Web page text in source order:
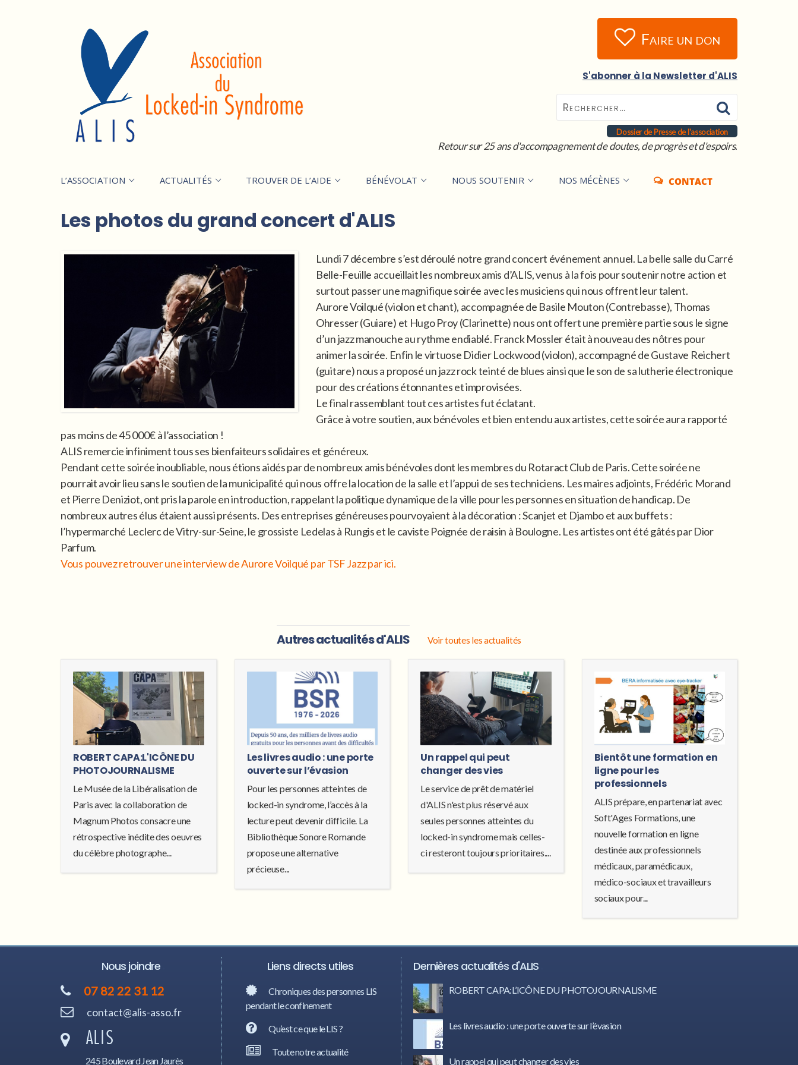
Faire un don
S'abonner à la Newsletter d'ALIS
Dossier de Presse de l'association
Retour sur 25 ans d'accompagnement de doutes, de progrès et d'espoirs.
L’ASSOCIATION ACTUALITÉS TROUVER DE L’AIDE BÉNÉVOLAT NOUS SOUTENIR NOS MÉCÈNES CONTACT
Les photos du grand concert d'ALIS
Lundi 7 décembre s’est déroulé notre grand concert événement annuel. La belle salle du Carré
Belle-Feuille accueillait les nombreux amis d’ALIS, venus à la fois pour soutenir notre action et
surtout passer une magnifique soirée avec les musiciens qui nous offrent leur talent.
Aurore Voilqué (violon et chant), accompagnée de Basile Mouton (Contrebasse), Thomas
Ohresser (Guiare) et Hugo Proy (Clarinette) nous ont offert une première partie sous le signe
d’un jazz manouche au rythme endiablé. Franck Mossler était à nouveau des nôtres pour
animer la soirée. Enfin le virtuose Didier Lockwood (violon), accompagné de Gustave Reichert
(guitare) nous a proposé un jazz rock teinté de blues ainsi que le son de sa lutherie électronique
pour des créations étonnantes et improvisées.
Le final rassemblant tout ces artistes fut éclatant.
Grâce à votre soutien, aux bénévoles et bien entendu aux artistes, cette soirée aura rapporté
pas moins de 45 000€ à l’association !
ALIS remercie infiniment tous ses bienfaiteurs solidaires et généreux.
Pendant cette soirée inoubliable, nous étions aidés par de nombreux amis bénévoles dont les membres du Rotaract Club de Paris. Cette soirée ne
pourrait avoir lieu sans le soutien de la municipalité qui nous offre la location de la salle et l’appui de ses techniciens. Les maires adjoints, Frédéric Morand
et Pierre Deniziot, ont pris la parole en introduction, rappelant la politique dynamique de la ville pour les personnes en situation de handicap. De
nombreux autres élus étaient aussi présents. Des entreprises généreuses pourvoyaient à la décoration : Scanjet et Djambo et aux buffets :
l’hypermarché Leclerc de Vitry-sur-Seine, le grossiste Ledelas à Rungis et le caviste Poignée de raisin à Boulogne. Les artistes ont été gâtés par Dior
Parfum.
Vous pouvez retrouver une interview de Aurore Voilqué par TSF Jazz par ici.
Autres actualités d'ALIS Voir toutes les actualités
ROBERT CAPA:L'ICÔNE DU
PHOTOJOURNALISME
Le Musée de la Libéralisation de
Paris avec la collaboration de
Magnum Photos consacre une
rétrospective inédite des oeuvres
du célèbre photographe...
Les livres audio : une porte
ouverte sur l’évasion
Pour les personnes atteintes de
locked-in syndrome, l’accès à la
lecture peut devenir difficile. La
Bibliothèque Sonore Romande
propose une alternative
précieuse...
Un rappel qui peut
changer des vies
Le service de prêt de matériel
d'ALIS n'est plus réservé aux
seules personnes atteintes du
locked-in syndrome mais celles-
ci resteront toujours prioritaires....
Bientôt une formation en
ligne pour les
professionnels
ALIS prépare, en partenariat avec
Soft'Ages Formations, une
nouvelle formation en ligne
destinée aux professionnels
médicaux, paramédicaux,
médico-sociaux et travailleurs
sociaux pour...
Nous joindre
07 82 22 31 12
contact@alis-asso.fr
ALIS
245 Boulevard Jean Jaurès
Liens directs utiles
Chroniques des personnes LIS
pendant le confinement
Qu’est ce que le LIS ?
Toute notre actualité
Dernières actualités d'ALIS
ROBERT CAPA:L’ICÔNE DU PHOTOJOURNALISME
Les livres audio : une porte ouverte sur l’évasion
Un rappel qui peut changer des vies